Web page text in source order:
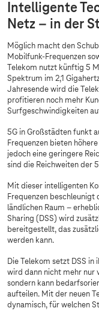
Intelligente
Netz – in der
Möglich macht den
Mobilfunk-Frequenzen
Telekom nutzt künftig 5
Spektrum im 2,1
Jahresende wird die
profitieren noch mehr
Surfgeschwindigkeiten
5G in Großstädten funkt
Frequenzen bieten
jedoch eine geringere
sind die Reichweiten der
Mit dieser intelligenten
Frequenzen beschleunigt
ländlichen Raum –
Sharing (DSS) wird
bereitgestellt, das
werden kann.
Die Telekom setzt DSS in
wird dann nicht mehr nur
sondern kann
aufteilen. Mit der neuen
dynamisch, für welchen